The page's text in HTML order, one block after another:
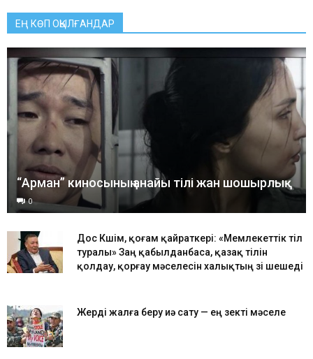
ЕҢ КӨП ОҚЫЛҒАНДАР
“Арман” киносының анайы тілі жан шошырлық
0
Дос Көшім, қоғам қайраткері: «Мемлекеттік тіл
туралы» Заң қабылданбаса, қазақ тілін
қолдау, қорғау мәселесін халықтың өзі шешеді
Жерді жалға беру иә сату — ең өзекті мәселе